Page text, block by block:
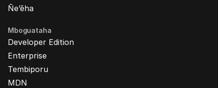
Ñe’ẽha
Mboguataha
Developer Edition
Enterprise
Tembiporu
MDN